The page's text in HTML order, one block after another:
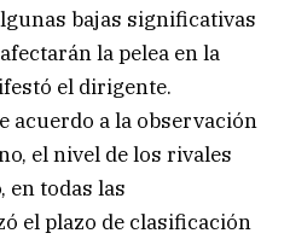
bajas significativas
la pelea en la
el dirigente.
acuerdo a la observación
el nivel de los rivales
en todas las
el plazo de clasificación